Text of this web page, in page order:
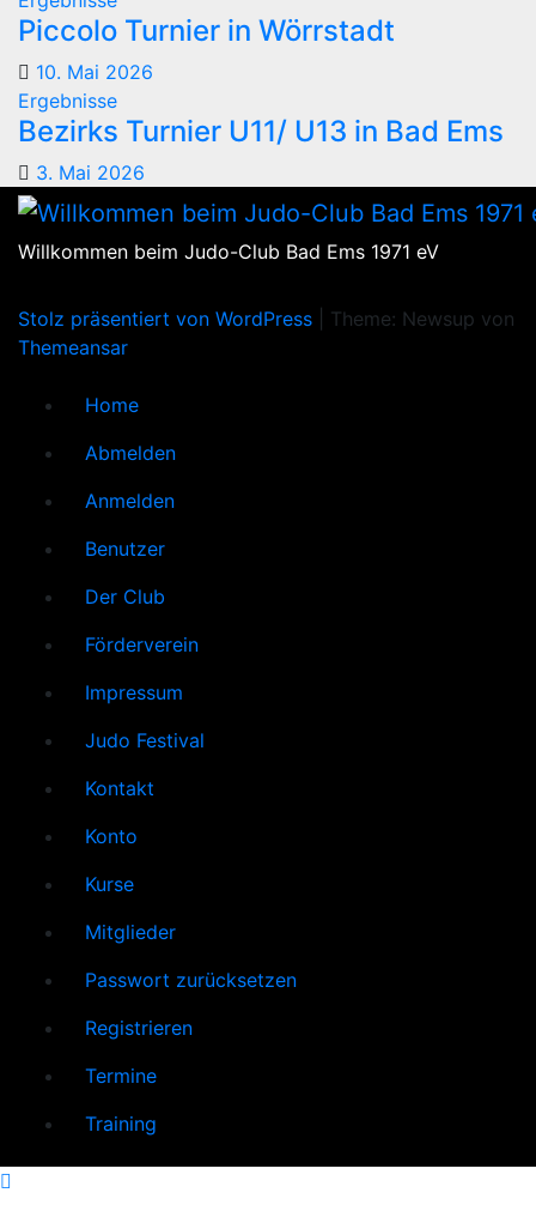
Piccolo Turnier in Wörrstadt
10. Mai 2026
Ergebnisse
Bezirks Turnier U11/ U13 in Bad Ems
3. Mai 2026
Willkommen beim Judo-Club Bad Ems 1971 eV
Stolz präsentiert von WordPress
Theme: Newsup von
Themeansar
Home
Abmelden
Anmelden
Benutzer
Der Club
Förderverein
Impressum
Judo Festival
Kontakt
Konto
Kurse
Mitglieder
Passwort zurücksetzen
Registrieren
Termine
Training